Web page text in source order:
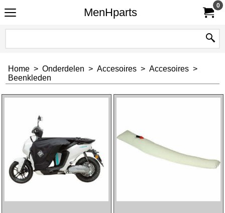
MenHparts
0
Home > Onderdelen > Accesoires > Accesoires >
Beenkleden